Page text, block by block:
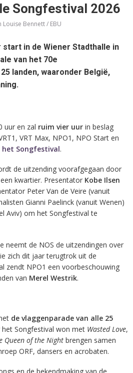
Songfestival 2026
Louise Bennett / EBU
start in de Wiener Stadthalle in
van het 70e
landen, waaronder België,
uur en zal ruim vier uurin beslag
VRT Max, NPO1, NPO Start en
het Songfestival.
de uitzending voorafgegaan door
kwartier. Presentator Kobe Ilsen
Peter Van de Veire (vanuit
Gianni Paelinck (vanuit Wenen)
Aviv) om het Songfestival te
neemt de NOS de uitzendingen over
zich dit jaar terugtrok uit de
zendt NPO1 een voorbeschouwing
van Merel Westrik.
de vlaggenparade van alle 25
het Songfestival won met Wasted Love,
Queen of the Night brengen samen
ORF, dansers en acrobaten.